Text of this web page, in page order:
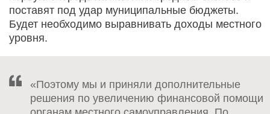
поставят под удар муниципальные бюджеты.
Будет необходимо выравнивать доходы местного
уровня.
«Поэтому мы и приняли дополнительные
решения по увеличению финансовой помощи